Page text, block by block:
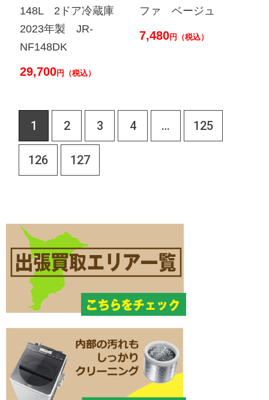
148L 2ドア冷蔵庫
2023年製 JR-
NF148DK
29,700円（税込）
ファ ベージュ
7,480円（税込）
1 2 3 4 … 125
126 127